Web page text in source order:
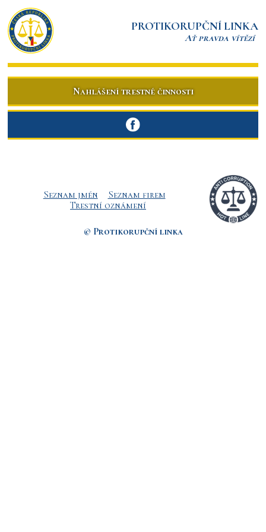
PROTIKORUPČNÍ LINKA
Ať pravda vítězí
Nahlášení trestné činnosti
Seznam jmén
Seznam firem
Trestní oznámení
© Protikorupční linka